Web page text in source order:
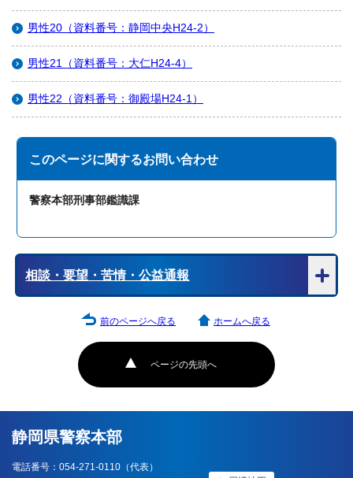
男性20（資料番号：静岡中央H24-2）
男性21（資料番号：大仁H24-4）
男性22（資料番号：御殿場H24-1）
このページに関するお問い合わせ
警察本部刑事部鑑識課
相談・要望・苦情・公益通報
ページの先頭へ
前のページへ戻る ホームへ戻る
静岡県警察本部
電話番号：054-271-0110（代表）